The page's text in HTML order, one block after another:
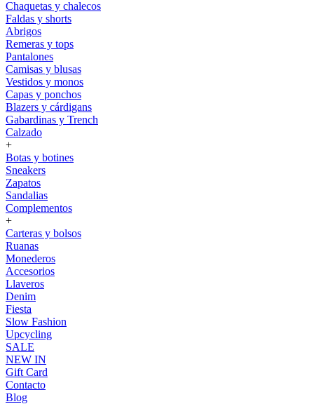
Chaquetas y chalecos
Faldas y shorts
Abrigos
Remeras y tops
Pantalones
Camisas y blusas
Vestidos y monos
Capas y ponchos
Blazers y cárdigans
Gabardinas y Trench
Calzado
+
Botas y botines
Sneakers
Zapatos
Sandalias
Complementos
+
Carteras y bolsos
Ruanas
Monederos
Accesorios
Llaveros
Denim
Fiesta
Slow Fashion
Upcycling
SALE
NEW IN
Gift Card
Contacto
Blog